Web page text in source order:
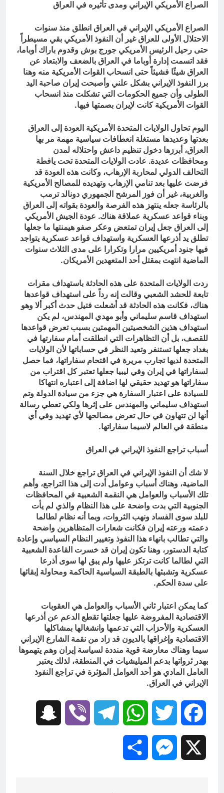
الصراع الأمريكي الإيراني ومدى تأثيره في العراق
الصراع الأمريكي الإيراني في العراق انطلق منذ سنوات
الاحتلال الأولى للعراق غير أن النفوذ الأمريكي بقي مسيطراً
حتى رحيل الرئيس الأمريكي جورج بوش وقدوم باراك أوباما،
فقد اتسمت إدارة أوباما في العراق بالضعف والابتعاد عن
العراق شيئًا فشيئاً حتى انسحاب القوات الأمريكية منه وهنا
برز النفوذ الإيراني بشكل علني وأصبحت إيران صاحبة اليد
الطولى وأن جميع الحكومات التي تشكلت منذ انسحاب
القوات الأمريكية كانت لإيران بصمتها فيها.
اليوم تحاول الولايات المتحدة الأمريكية العودة إلى العراق
بعدتها وعديدها مستغلة انعطافات سياسية مهمة مر بها
العراق، أبرزها دخول تنظيم داعش واحتلاله لمدن
ومحافظات عديدة. عادت الولايات المتحدة تحت يافطة
التحالف الدولي لمحاربة الإرهاب، وكانت هذه العودة قد
فرضت عليها بعد تنامي الإرهاب وتهديده للمصالح الأمريكية
والغربية، غير أن فوز المرشح الجمهوري دونالد ترمب
بالرئاسة جعله ينتهز هذه الفرصة والعودة بقواته إلى العراق
وبناء قواعد عسكرية عملاقة هناك. عودة الجيش الأمريكي
إلى العراق جعل إيران تمتعض وعكر صفو هيمنتها ما جعلها
تطلق يد أذرعها العسكرية واستهداف قواعد عسكرية يتواجد
فيها جنود أمريكيين مرارا وتكرارا على مدى الثلاث سنوات
الماضية انتهت بمقتل أحد المتعهدين الأمريكان.
ردت الولايات المتحدة على هذه الحادثة باستهداف مقرات
تابعة للحشد الشعبي وقالت إنه رداً على استهداف قواعدها
هناك، فكانت هذه الحادثة قد أشعلت فتيل حدث أكبر ألا وهو
استهداف قاسم سليماني وأبو مهدي المهندس، لم يكن
استهداف هذين الشخصيتين المهمتين بسبب تعرض قواعدها
للقصف، بل أن التظاهرات التي انطلقت أمام سفارتها في
بغداد جعلها تستنفر وتعيد النظر في حساباتها لأن الولايات
المتحدة لديها تجارب مريرة في اقتحام سفاراتها، فما حصل
لسفاراتها في إيران وفي ليبيا جعلها تعتبر كل اقتراب من
سفاراتها هو تهديد حقيقي لها اضافة إلى اعتباره انتهاكا
للسيادة على اعتبار السفارة هي جزء من سيادة الدولة وتم
استهداف سليماني والمهندس على إثرها ولكي تعطي رسالة
أنها لن تتهاون في حال تعرض مصالحها لأي تهديد وفي أي
منطقة في العالم لاسيما سفاراتها.
أسباب تراجع النفوذ الإيراني في العراق
لا شك أن النفوذ الإيراني في العراق تراجع خلال السنة
الماضية، وهناك أسباب وعوامل أدت إلى هذا التراجع، وأهم
تلك الأسباب والعوامل هي النقمة الشعبية في المحافظات
الجنوبية التي بدت واضحة على هذا النظام والذي لم يأت
للبلد سوى الفساد ونهب الثروات، وبما أنه نظام لطالما
دعمته ورعته إيران فكانت شعارات المتظاهرين واضحة
والتي تطالب بانهاء هذا النفوذ وتغيير النظام السياسي وإعادة
كتابة الدستور، وهنا تكون إيران قد خسرت القاعدة الشعبية
التي لطالما كانت ترتكز عليها ولم يبق لها سوى أذرعا
عسكرية وتشبثها بالطبقة السياسية الحاكمة ومحاولة إبقائها
على سدة الحكم.
كما يمكن اعتبار ثاني الأسباب والعوامل هي العقوبات
الاقتصادية المفروضة عليها جعلتها تقطع الدعم عن أذرعها
العسكرية والأحزاب التي تدعمها وانشغالها بمشاكلها
الاقتصادية وإغراقها بالديون قد زاد من نقمة الشارع الإيراني
سيما وهناك معارضة قوية منددة لسياسة إيران وهم يتهموها
بهدر ثرواتها بدعم الميليشيات في المنطقة، لذلك يعتبر
العامل المادي هو أحد العوامل المؤثرة في تراجع النفوذ
الإيراني في العراق.
Facebook
Twitter
WhatsApp
Telegram
Viber
Messenger